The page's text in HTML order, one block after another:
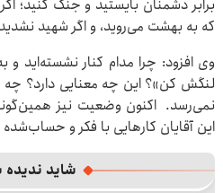
برابر دشمنان بایستید و جنگ کنید؛
که به بهشت می‌روید، و اگر شهید
وی افزود: چرا مدام کنار نشسته‌اید
لنگش کن»؟ این چه معنایی دارد؟
نمی‌رسد. اکنون وضعیت نیز
این آقایان کارهایی با فکر و
شاید ندیده